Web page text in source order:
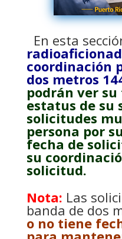
En esta
coordinación
dos metros
podrán ver
estatus de su
solicitudes
persona por
fecha de
su
solicitud.
Nota: Las
banda de dos
o no tiene